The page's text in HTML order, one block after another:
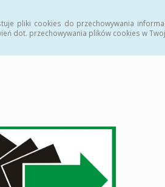
pliki cookies do przechowywania
dot. przechowywania plików cookies w